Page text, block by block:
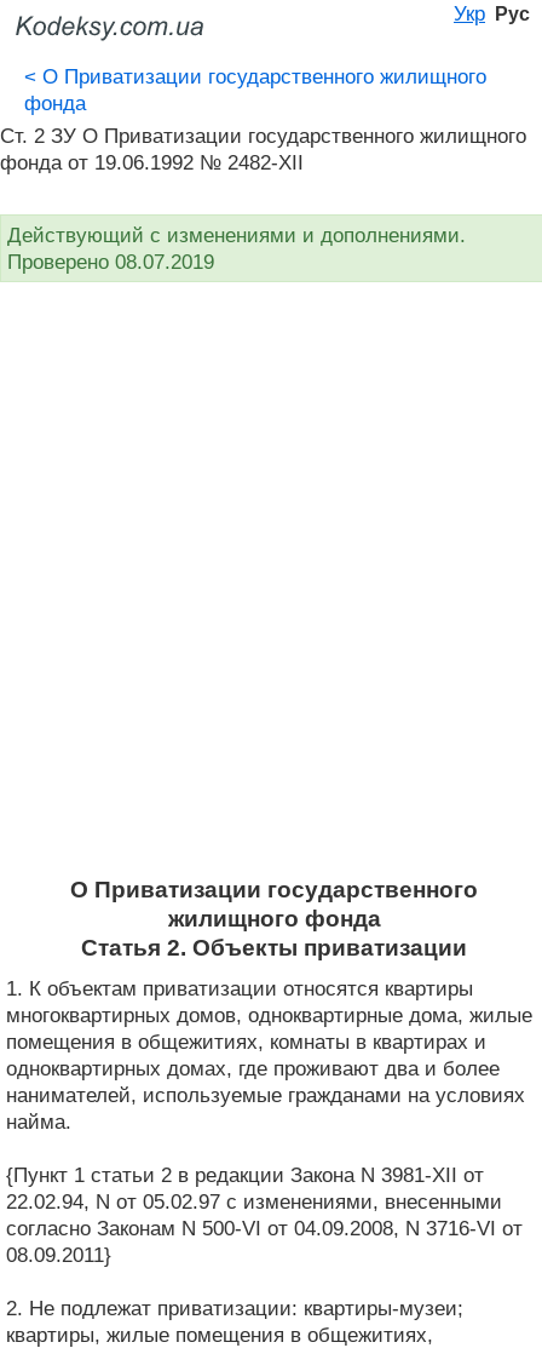
Укр Рус
< О Приватизации государственного жилищного
фонда
Ст. 2 ЗУ О Приватизации государственного жилищного
фонда от 19.06.1992 № 2482-XII
Действующий с изменениями и дополнениями.
Проверено 08.07.2019
О Приватизации государственного
жилищного фонда
Статья 2. Объекты приватизации
1. К объектам приватизации относятся квартиры
многоквартирных домов, одноквартирные дома, жилые
помещения в общежитиях, комнаты в квартирах и
одноквартирных домах, где проживают два и более
нанимателей, используемые гражданами на условиях
найма.
{Пункт 1 статьи 2 в редакции Закона N 3981-XII от
22.02.94, N от 05.02.97 с изменениями, внесенными
согласно Законам N 500-VI от 04.09.2008, N 3716-VI от
08.09.2011}
2. Не подлежат приватизации: квартиры-музеи;
квартиры, жилые помещения в общежитиях,